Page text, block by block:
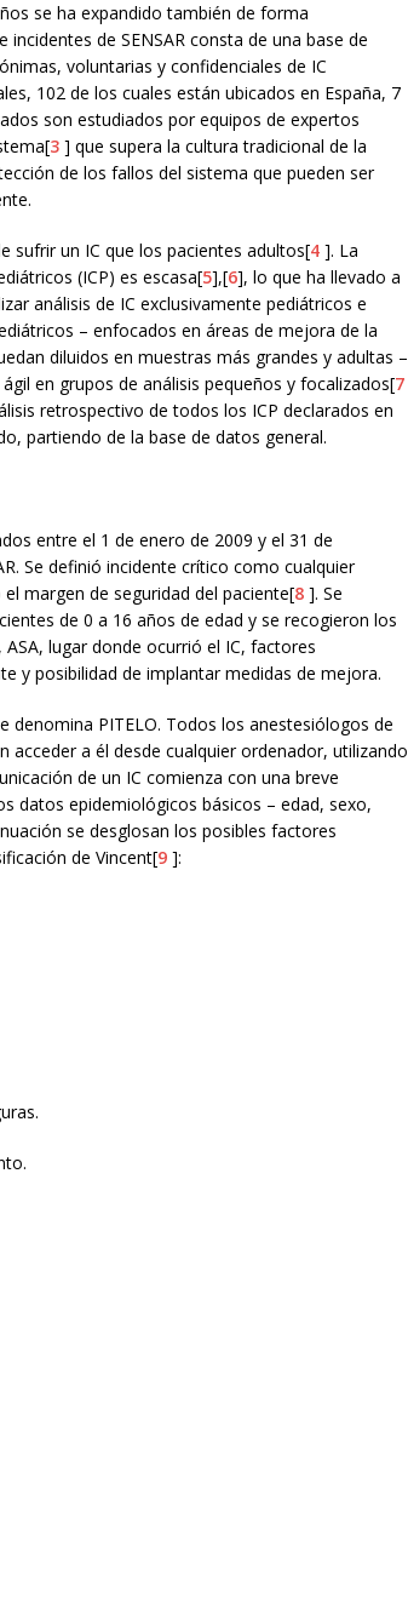
se ha expandido también de forma
de SENSAR consta de una base de
voluntarias y confidenciales de IC
102 de los cuales están ubicados en España, 7
son estudiados por equipos de expertos
3] que supera la cultura tradicional de la
de los fallos del sistema que pueden ser
sufrir un IC que los pacientes adultos[4]. La
(ICP) es escasa[5],[6], lo que ha llevado a
análisis de IC exclusivamente pediátricos e
– enfocados en áreas de mejora de la
diluidos en muestras más grandes y adultas –
en grupos de análisis pequeños y focalizados[7
retrospectivo de todos los ICP declarados en
partiendo de la base de datos general.
entre el 1 de enero de 2009 y el 31 de
Se definió incidente crítico como cualquier
margen de seguridad del paciente[8]. Se
de 0 a 16 años de edad y se recogieron los
lugar donde ocurrió el IC, factores
y posibilidad de implantar medidas de mejora.
denomina PITELO. Todos los anestesiólogos de
acceder a él desde cualquier ordenador, utilizando
de un IC comienza con una breve
datos epidemiológicos básicos – edad, sexo,
se desglosan los posibles factores
de Vincent[9]: